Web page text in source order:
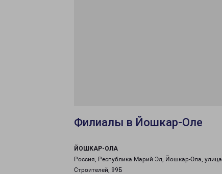
Филиалы в Йошкар-Оле
ЙОШКАР-ОЛА
Россия, Республика Марий Эл, Йошкар-Ола, улица
Строителей, 99Б